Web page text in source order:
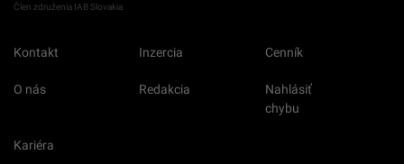
Člen združenia IAB Slovakia
Kontakt Inzercia Cenník
O nás Redakcia
Nahlásiť
chybu
Kariéra